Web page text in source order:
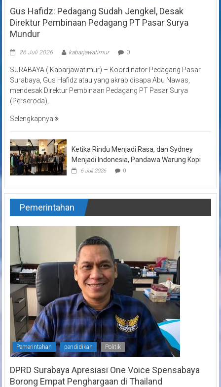
Gus Hafidz: Pedagang Sudah Jengkel, Desak
Direktur Pembinaan Pedagang PT Pasar Surya
Mundur
26 Juli 2026 kabarjawatimur 0
SURABAYA ( Kabarjawatimur) – Koordinator Pedagang Pasar
Surabaya, Gus Hafidz atau yang akrab disapa Abu Nawas,
mendesak Direktur Pembinaan Pedagang PT Pasar Surya
(Perseroda),
Selengkapnya
Ketika Rindu Menjadi Rasa, dan Sydney
Menjadi Indonesia, Pandawa Warung Kopi
6 Juli 2026 0
Pemerintahan
Pemerintahan pendidikan Politik
DPRD Surabaya Apresiasi One Voice Spensabaya
Borong Empat Penghargaan di Thailand